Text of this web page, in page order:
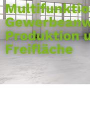
Produktion
Freifläche